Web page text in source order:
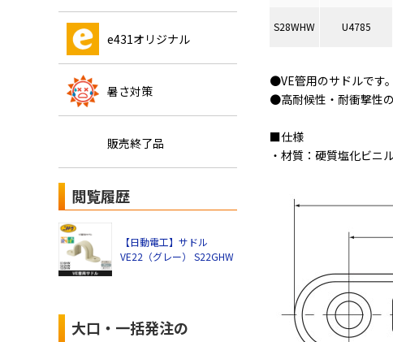
e431オリジナル
暑さ対策
販売終了品
閲覧履歴
【日動電工】サドル
VE22（グレー） S22GHW
大口・一括発注の
S28WHW U4785
●VE管用のサドルです。
●高耐候性・耐衝撃性
■仕様
・材質：硬質塩化ビニ